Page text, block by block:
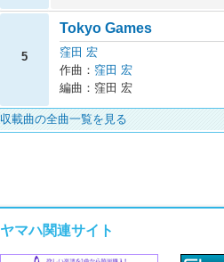
5
Tokyo Games
窪田 宏
作曲： 窪田 宏
編曲：窪田 宏
収載曲の全曲一覧を見る
ヤマハ関連サイト